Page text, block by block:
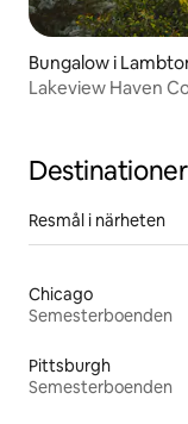
Bungalow i
Lakeview Haven
Resmål i närheten
Chicago
Semesterboenden
Pittsburgh
Semesterboenden